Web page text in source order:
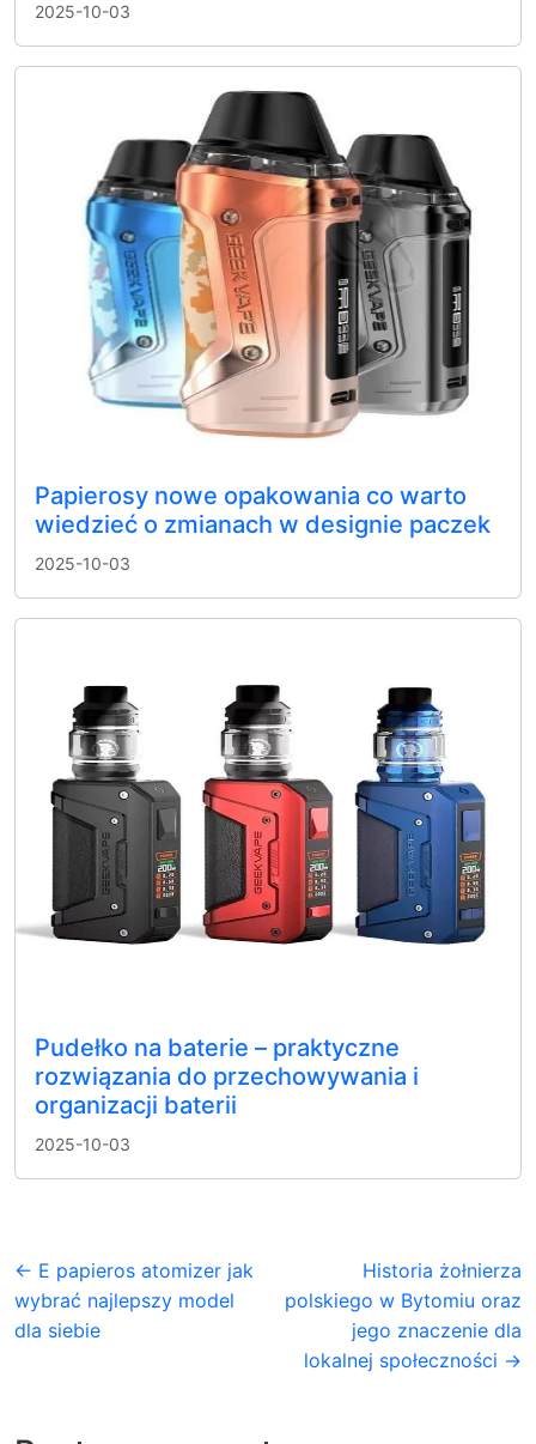
2025-10-03
Papierosy nowe opakowania co warto
wiedzieć o zmianach w designie paczek
2025-10-03
Pudełko na baterie – praktyczne
rozwiązania do przechowywania i
organizacji baterii
2025-10-03
← E papieros atomizer jak
wybrać najlepszy model
dla siebie
Historia żołnierza
polskiego w Bytomiu oraz
jego znaczenie dla
lokalnej społeczności →